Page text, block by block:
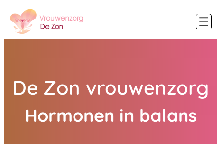
De Zon vrouwenzorg
Hormonen in balans